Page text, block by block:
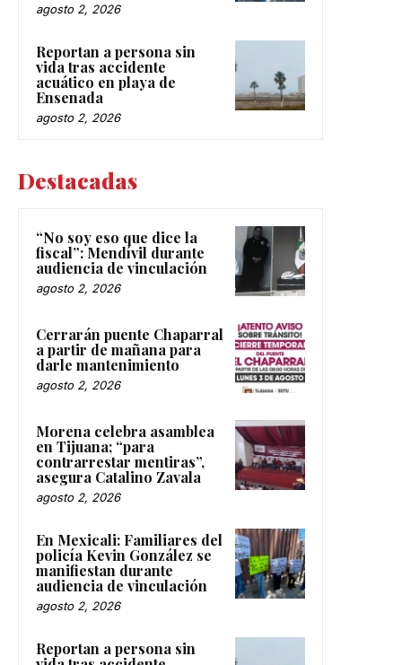
agosto 2, 2026
Reportan a persona sin
vida tras accidente
acuático en playa de
Ensenada
agosto 2, 2026
Destacadas
“No soy eso que dice la
fiscal”: Mendívil durante
audiencia de vinculación
agosto 2, 2026
Cerrarán puente Chaparral
a partir de mañana para
darle mantenimiento
agosto 2, 2026
Morena celebra asamblea
en Tijuana; “para
contrarrestar mentiras”,
asegura Catalino Zavala
agosto 2, 2026
En Mexicali: Familiares del
policía Kevin González se
manifiestan durante
audiencia de vinculación
agosto 2, 2026
Reportan a persona sin